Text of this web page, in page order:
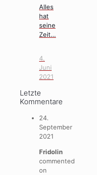
Alles
hat
seine
Zeit…
4.
Juni
2021
Letzte
Kommentare
24.
September
2021
Fridolin
commented
on